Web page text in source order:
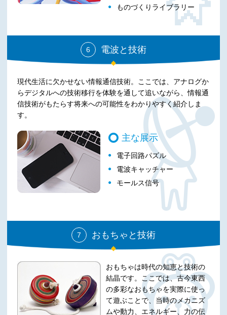
ものづくりライブラリー
6 電波と技術
現代生活に欠かせない情報通信技術。ここでは、アナログか
らデジタルへの技術移行を体験を通して追いながら、情報通
信技術がもたらす将来への可能性をわかりやすく紹介しま
す。
主な展示
電子回路パズル
電波キャッチャー
モールス信号
7 おもちゃと技術
おもちゃは時代の知恵と技術の
結晶です。ここでは、古今東西
の多彩なおもちゃを実際に使っ
て遊ぶことで、当時のメカニズ
ムや動力、エネルギー、力の伝